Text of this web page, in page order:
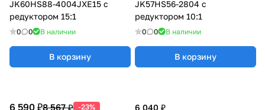
JK60HS88-4004JXE15 с
редуктором 15:1
0 0 В наличии
В корзину
JK57HS56-2804 с
редуктором 10:1
0 0 В наличии
В корзину
6 040 ₽
6 590 ₽8 567 ₽ -23%